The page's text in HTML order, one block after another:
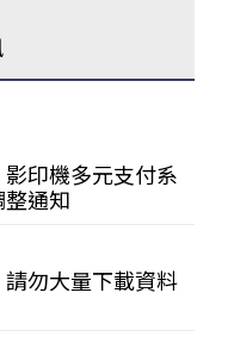
影印機多元支付系
通知
勿大量下載資料